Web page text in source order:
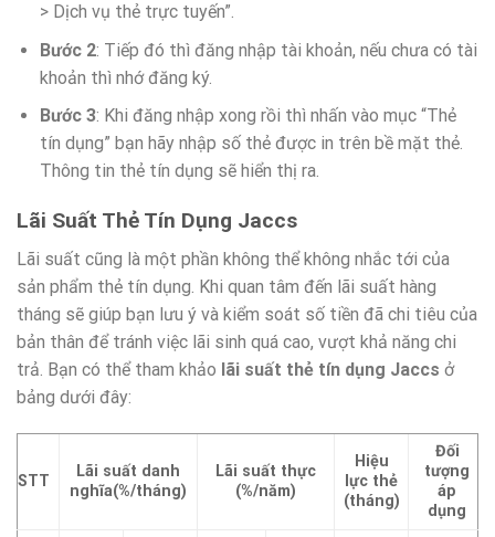
> Dịch vụ thẻ trực tuyến”.
Bước 2: Tiếp đó thì đăng nhập tài khoản, nếu chưa có tài
khoản thì nhớ đăng ký.
Bước 3: Khi đăng nhập xong rồi thì nhấn vào mục “Thẻ
tín dụng” bạn hãy nhập số thẻ được in trên bề mặt thẻ.
Thông tin thẻ tín dụng sẽ hiển thị ra.
Lãi Suất Thẻ Tín Dụng Jaccs
Lãi suất cũng là một phần không thể không nhắc tới của
sản phẩm thẻ tín dụng. Khi quan tâm đến lãi suất hàng
tháng sẽ giúp bạn lưu ý và kiểm soát số tiền đã chi tiêu của
bản thân để tránh việc lãi sinh quá cao, vượt khả năng chi
trả. Bạn có thể tham khảo lãi suất thẻ tín dụng Jaccs ở
bảng dưới đây:
STT
Lãi suất danh
nghĩa(%/tháng)
Lãi suất thực
(%/năm)
Hiệu
lực thẻ
(tháng)
Đối
tượng
áp
dụng